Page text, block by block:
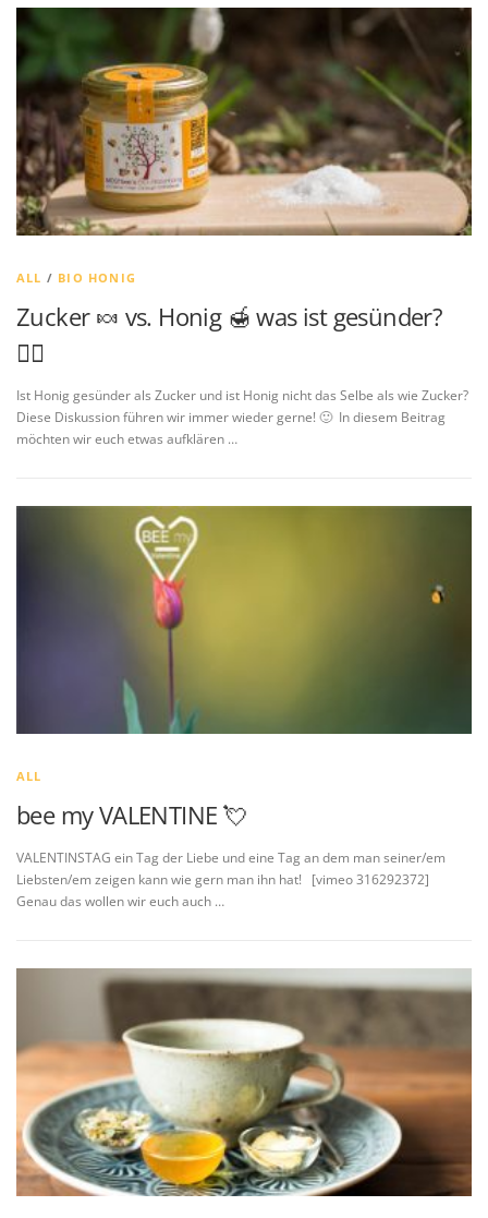
ALL / BIO HONIG
Zucker 🍬 vs. Honig 🍯 was ist gesünder?
👨‍⚕️
Ist Honig gesünder als Zucker und ist Honig nicht das Selbe als wie Zucker?
Diese Diskussion führen wir immer wieder gerne! 🙂 In diesem Beitrag
möchten wir euch etwas aufklären …
ALL
bee my VALENTINE 💘
VALENTINSTAG ein Tag der Liebe und eine Tag an dem man seiner/em
Liebsten/em zeigen kann wie gern man ihn hat! [vimeo 316292372]
Genau das wollen wir euch auch …